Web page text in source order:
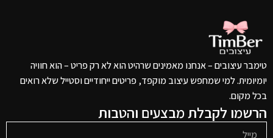
טימבר עיצובים – אנחנו מאמינים שרהיט הוא לא רק פריט – הוא חוויה
יומיומית. למי שמחפש עיצוב מוקפד, פריטים ייחודיים וסטייל שלא רואים
בכל מקום.
הרשמו לקבלת מבצעים והטבות